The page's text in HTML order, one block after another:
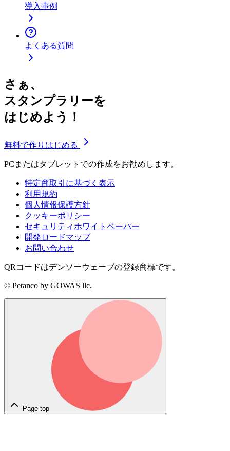
導入事例
よくある質問
さぁ、
スタンプラリーを
はじめよう！
無料で作りはじめる
PCまたはタブレットでの作成をお勧めします。
特定商取引に基づく表示
利用規約
個人情報保護方針
クッキーポリシー
セキュリティホワイトペーパー
開発ロードマップ
お問い合わせ
QRコードはデンソーウェーブの登録商標です。
© Petanco by GOWAS llc.
Page top